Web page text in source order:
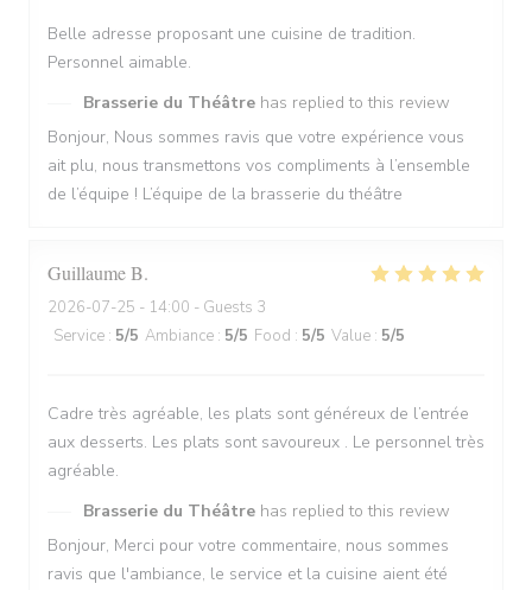
Belle adresse proposant une cuisine de tradition.
Personnel aimable.
Brasserie du Théâtre has replied to this review
Bonjour, Nous sommes ravis que votre expérience vous
ait plu, nous transmettons vos compliments à l’ensemble
de l’équipe ! L’équipe de la brasserie du théâtre
GuillaumeB
2026-07-25 - 14:00 - Guests 3
Service : 5/5 Ambiance : 5/5 Food : 5/5 Value : 5/5
Cadre très agréable, les plats sont généreux de l’entrée
aux desserts. Les plats sont savoureux . Le personnel très
agréable.
Brasserie du Théâtre has replied to this review
Bonjour, Merci pour votre commentaire, nous sommes
ravis que l'ambiance, le service et la cuisine aient été